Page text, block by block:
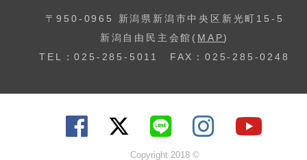
〒950-0965 新潟県新潟市中央区新光町15-5
新潟自由民主会館( MAP)
TEL：025-285-5011 FAX：025-285-0248
Copyright 2018 ©